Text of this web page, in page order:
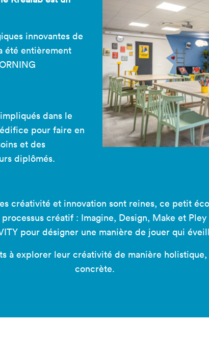
innovantes de
été entièrement
dans le
pour faire en
et des
diplômés.
créativité et innovation sont reines, ce petit
créatif : Imagine, Design, Make et
pour désigner une manière de jouer qui
à explorer leur créativité de manière
concrète.